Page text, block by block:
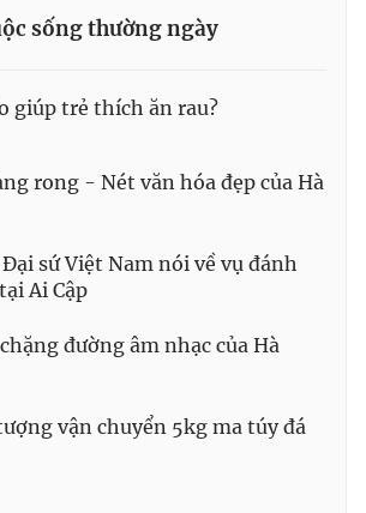
Đài Truyền hình Việt Nam
báo in và báo điện tử số 483/GP-BTTTT
Nguyễn Thị Mỹ Hạnh, Phạm Quốc Thắng,
sống thường ngày
giúp trẻ thích ăn rau?
rong - Nét văn hóa đẹp của Hà
sứ Việt Nam nói về vụ đánh
Ai Cập
đường âm nhạc của Hà
vận chuyển 5kg ma túy đá